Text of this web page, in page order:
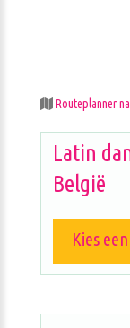
Routeplanner
Latin
België
Kies